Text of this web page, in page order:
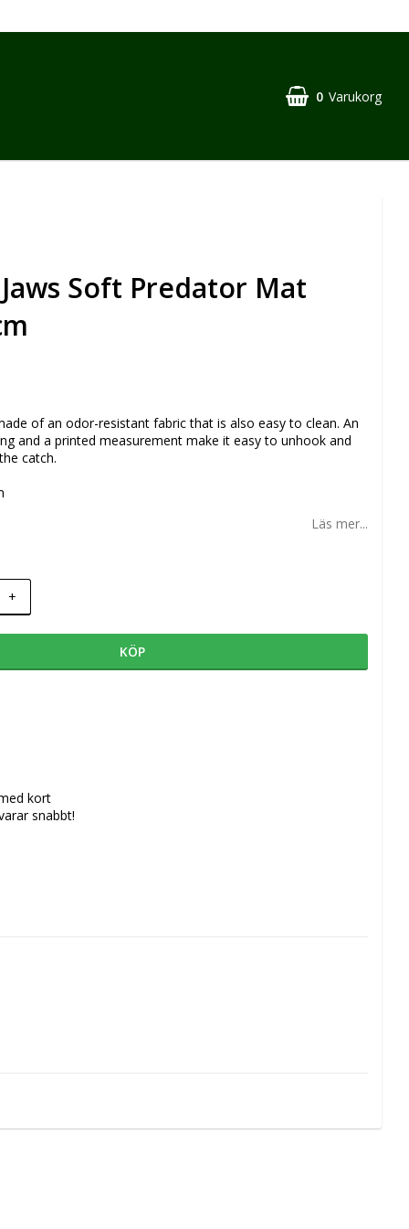
0 Varukorg
Soft Predator Mat
of an odor-resistant fabric that is also easy to clean. An
and a printed measurement make it easy to unhook and
catch.
Läs mer...
+
KÖP
kort
snabbt!